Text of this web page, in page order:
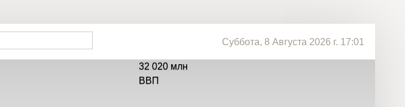
Суббота, 8 Августа 2026 г. 17:01
32 020 млн
ВВП